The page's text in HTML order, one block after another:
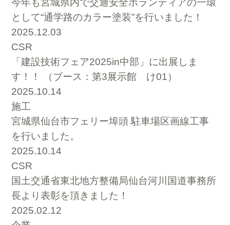
今年も宮城県内で交通安全ボランティアの一環
として“通学路のカラー塗装”を行いました！
2025.12.03
CSR
「建設技術フェア2025in中部」に出展しま
す！！ （ブース：第3展示館 け01）
2025.10.14
施工
宮城県仙台市フェリー埠頭 駐車場区画線工事
を行いました。
2025.10.14
CSR
国土交通省東北地方整備局仙台河川国道事務所
長より表彰を頂きました！
2025.02.12